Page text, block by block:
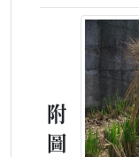
附
圖